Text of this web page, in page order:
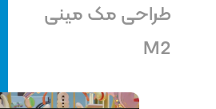
طراحی مک مینی
M2